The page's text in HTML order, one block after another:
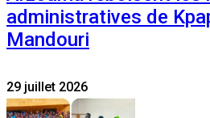
administratives de
Mandouri
29 juillet 2026